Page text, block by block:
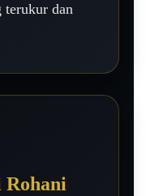
terukur dan
Rohani